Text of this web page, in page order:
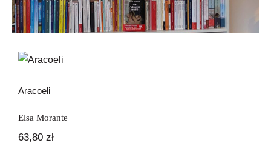
O Firmie
Kontakt
Aracoeli
Elsa Morante
63,80 zł